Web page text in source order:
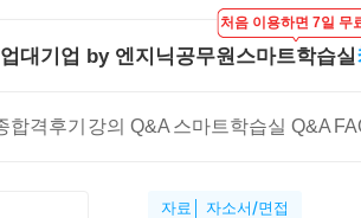
대기업 by 엔지닉공무원
처음 이용하면 7일 무
스마트학습실
합격후기 강의 Q&A 스마트학습실 Q&A
온라인 강의
이공계 강의
학원 강의
온라인
자료│ 자소서/면접